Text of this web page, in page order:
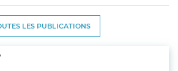
LES PUBLICATIONS